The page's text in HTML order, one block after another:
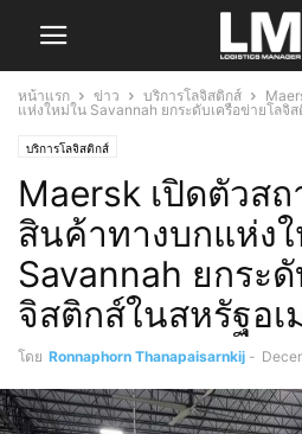
หน้าแรก ข่าว บริการโลจิสติกส์
แห่งใหม่ใน Savannah ยกระดับเครือข่ายโลจิ
บริการโลจิสติกส์
Maersk เปิดตัวส
สินค้าทางบกแห่ง
Savannah ยกระ
จิสติกส์ในสหรัฐอเ
โดย Ronnaphorn Thanapaisarnkij -